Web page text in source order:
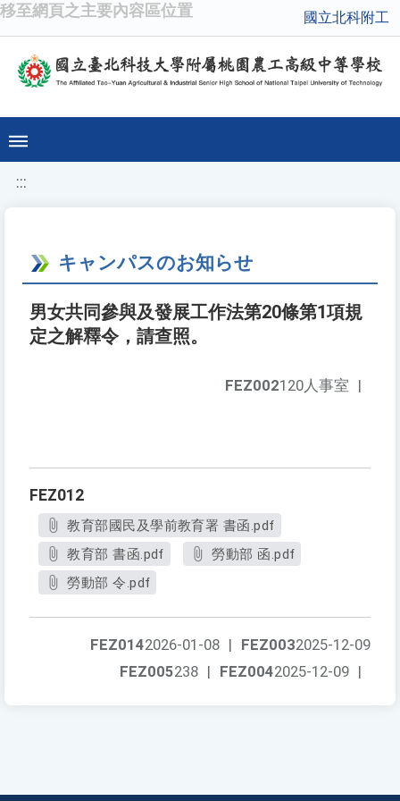
移至網頁之主要內容區位置 國立北科附工
:::
キャンパスのお知らせ
男女共同參與及發展工作法第20條第1項規
定之解釋令，請查照。
FEZ002120人事室 |
FEZ012
教育部國民及學前教育署 書函.pdf
教育部 書函.pdf
勞動部 函.pdf
勞動部 令.pdf
FEZ0032025-12-09
FEZ0142026-01-08 |
FEZ0042025-12-09 |
FEZ005238 |